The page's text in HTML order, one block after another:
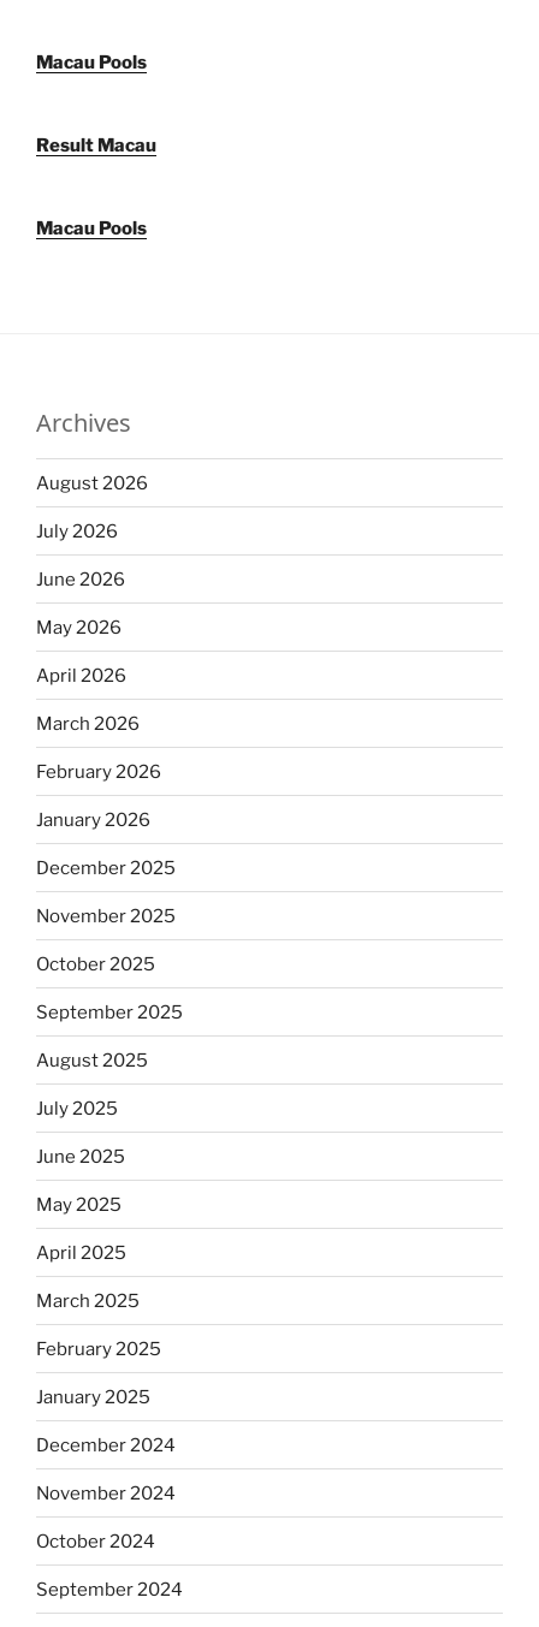
Macau Pools
Result Macau
Macau Pools
Archives
August 2026
July 2026
June 2026
May 2026
April 2026
March 2026
February 2026
January 2026
December 2025
November 2025
October 2025
September 2025
August 2025
July 2025
June 2025
May 2025
April 2025
March 2025
February 2025
January 2025
December 2024
November 2024
October 2024
September 2024